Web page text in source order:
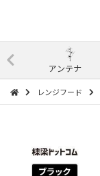
アンテナ
レンジフード